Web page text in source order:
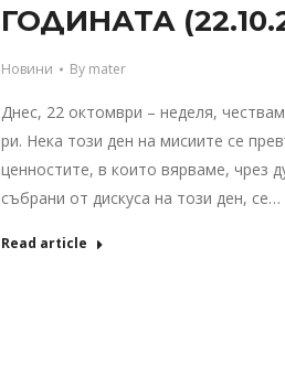
ГОДИНАТА
Новини By mater
Днес, 22 октомври – неделя,
ри. Нека този ден на мисиите се
ценностите, в които вярваме, чрез
събрани от дискуса на този ден, се…
Read article